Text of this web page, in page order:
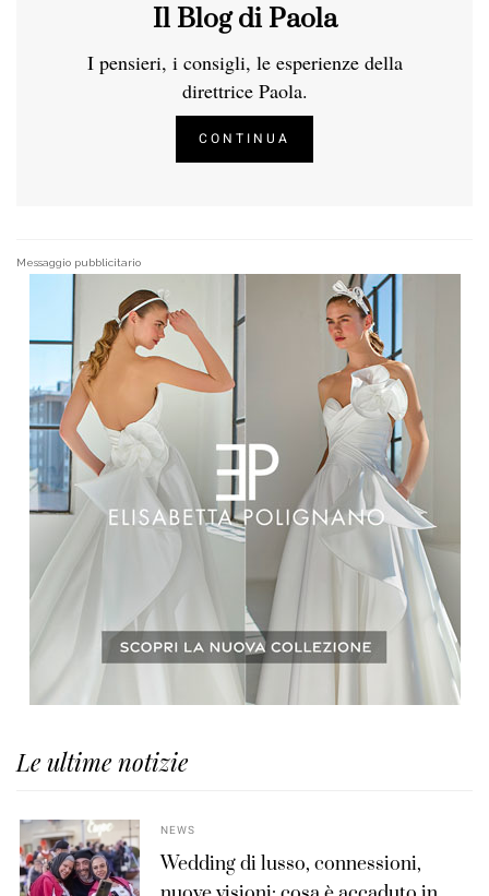
Il Blog di Paola
I pensieri, i consigli, le esperienze della
direttrice Paola.
CONTINUA
Messaggio pubblicitario
Le ultime notizie
NEWS
Wedding di lusso, connessioni,